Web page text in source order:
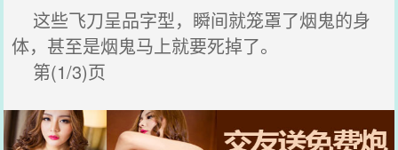
这些飞刀呈品字型，瞬间就笼罩了烟鬼的身
体，甚至是烟鬼马上就要死掉了。
第(1/3)页